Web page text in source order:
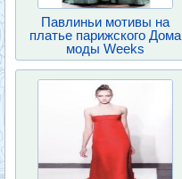
Павлиньи мотивы на
платье парижского Дома
моды Weeks